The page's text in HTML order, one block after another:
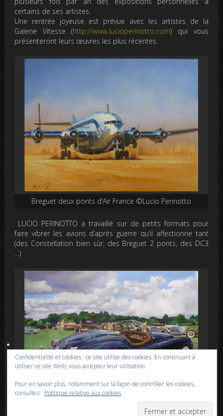
certains de ses artistes.
Une rentrée joyeuse est prévue avec les artistes de la
Galerie Vitesse (http://www.lucioperinotto.com) qui vous
présenteront leurs œuvres les plus récentes.
Breguet deux ponts d’Air France ©Lucio Perinotto
LUCIO PERINOTTO a travaillé sur de petits formats pour
faire vibrer les avions d’après guerre qu’il affectionne tant
(des Constellation bien sûr, des Breguet 2 ponts, des DC3
…)
©Benoît Montet
Confidentialité et cookies : ce site utilise des cookies. En continuant à
utiliser ce site Web, vous acceptez leur utilisation.
Pour en savoir plus, notamment sur la façon de contrôler les cookies,
consultez : Politique relative aux cookies